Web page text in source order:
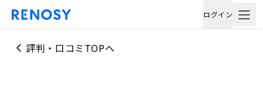
ログイン
評判・口コミTOPへ